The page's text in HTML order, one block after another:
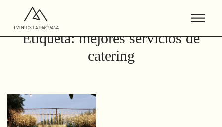
Etiqueta:mejores servicios de
catering